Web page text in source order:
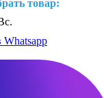
товар:
Whatsapp